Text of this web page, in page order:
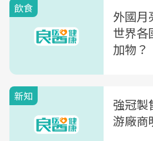
飲食
外國月
世界各
加物？
新知
強冠
游廠商